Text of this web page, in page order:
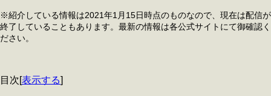
※紹介している情報は2021年1月15日時点のものなので、現在は配信が
終了していることもあります。最新の情報は各公式サイトにて御確認く
ださい。
目次[表示する]